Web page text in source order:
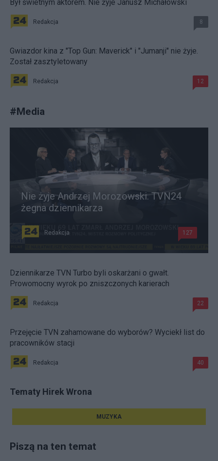
Był świetnym aktorem. Nie żyje Janusz Michałowski
Redakcja 8
Gwiazdor kina z "Top Gun: Maverick" i "Jumanji" nie żyje.
Został zasztyletowany
Redakcja 12
#Media
Nie żyje Andrzej Morozowski. TVN24
żegna dziennikarza
Redakcja 127
Dziennikarze TVN Turbo byli oskarżani o gwałt.
Prowomocny wyrok po zniszczonych karierach
Redakcja 22
Przejęcie TVN zahamowane do wyborów? Wyciekł list do
pracowników stacji
Redakcja 40
Tematy Hirek Wrona
MUZYKA
Piszą na ten temat